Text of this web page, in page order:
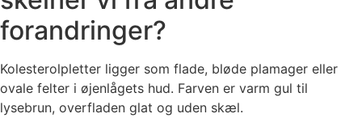
forandringer?
Kolesterolpletter ligger som flade, bløde plamager eller
ovale felter i øjenlågets hud. Farven er varm gul til
lysebrun, overfladen glat og uden skæl.